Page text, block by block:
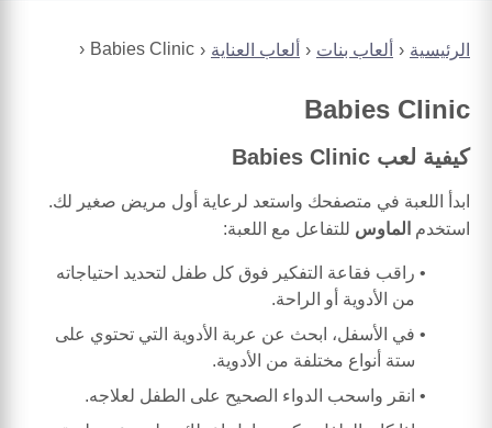
الرئيسية ألعاب بنات ألعاب العناية Babies Clinic
Babies Clinic
كيفية لعب Babies Clinic
ابدأ اللعبة في متصفحك واستعد لرعاية أول مريض صغير لك.
استخدم الماوس للتفاعل مع اللعبة:
راقب فقاعة التفكير فوق كل طفل لتحديد احتياجاته
من الأدوية أو الراحة.
في الأسفل، ابحث عن عربة الأدوية التي تحتوي على
ستة أنواع مختلفة من الأدوية.
انقر واسحب الدواء الصحيح على الطفل لعلاجه.